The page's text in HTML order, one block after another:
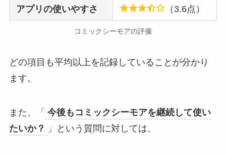
アプリの使いやすさ （3.6点）
コミックシーモアの評価
どの項目も平均以上を記録していることが分かり
ます。
また、「 今後もコミックシーモアを継続して使い
たいか？
」という質問に対しては、